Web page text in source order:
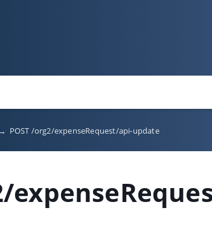
→ POST /org2/expenseRequest/api-update